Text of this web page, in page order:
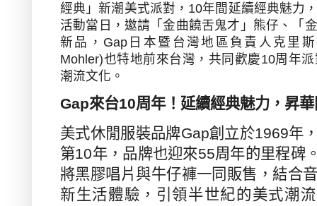
經典」新潮美式派對， 10年間延續經典魅力
活動當日，邀請「金曲饒舌鬼才」熊仔、「
新品， Gap 日本暨台灣地區負責人克里
Mohler)也特地前來台灣，共同歡慶10周年
潮流文化。
Gap來台10周年！延續經典魅力，昇
美式休閒服裝品牌Gap創立於1969年
第10年，品牌也迎來55周年的里程碑
將黑膠唱片與牛仔褲一同販售，結合
新生活體驗，引領半世紀的美式潮